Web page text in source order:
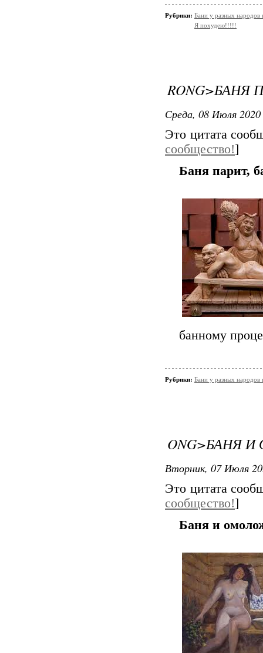
Рубрики: Бани у разных народов
Я похудею!!!!!
RONG>БАНЯ
Среда, 08 Июля
Это цитата
сообщество!]
Баня парит,
банному
Рубрики: Бани у разных народов
ONG>БАНЯ
Вторник, 07 Июля
Это цитата
сообщество!]
Баня и